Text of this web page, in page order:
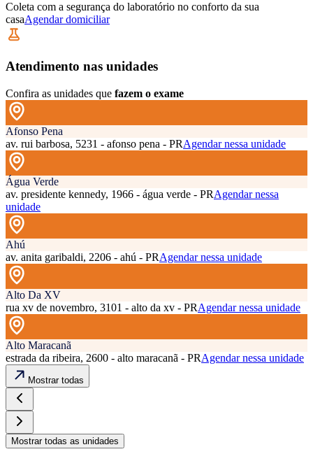
Coleta com a segurança do laboratório no conforto da sua
casaAgendar domiciliar
Atendimento nas unidades
Confira as unidades que fazem o exame
Afonso Pena
av. rui barbosa, 5231 - afonso pena - PRAgendar nessa unidade
Água Verde
av. presidente kennedy, 1966 - água verde - PRAgendar nessa
unidade
Ahú
av. anita garibaldi, 2206 - ahú - PRAgendar nessa unidade
Alto Da XV
rua xv de novembro, 3101 - alto da xv - PRAgendar nessa unidade
Alto Maracanã
estrada da ribeira, 2600 - alto maracanã - PRAgendar nessa unidade
Mostrar todas
Mostrar todas as unidades